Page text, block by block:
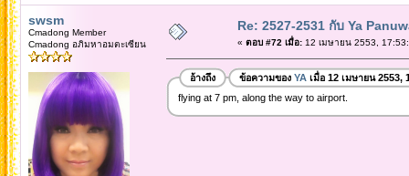
swsm
Cmadong Member
Cmadong อภิมหาอมตะเซียน
Re: 2527-2531 กับ Ya
« ตอบ #72 เมื่อ:12 เมษายน 2553,
อ้างถึง ข้อความของ YAเมื่อ 12 เมษายน 2553,
flying at 7 pm, along the way to airport.